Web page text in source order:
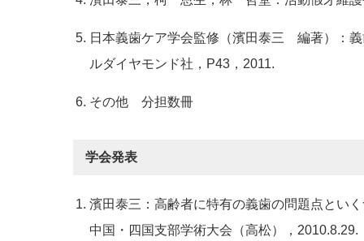
日本義歯ケア学会監修（濱田泰三 編著）：
ルダイヤモンド社，P43，2011.
その他 分担数冊
学会発表
濱田泰三：高齢者に特有の義歯の問題点とい
中国・四国支部学術大会（高松），2010.8.29.